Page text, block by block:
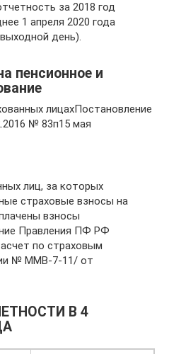
за 2018 год
1 апреля 2020 года
день).
пенсионное и
лицахПостановление
№ 83п15 мая
лиц, за которых
страховые взносы на
взносы
Правления ПФ РФ
по страховым
№ ММВ-7-11/ от
В 4